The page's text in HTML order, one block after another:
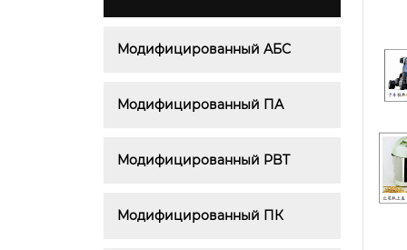
Модифицированный АБС
Модифицированный ПА
Модифицированный PBT
Модифицированный ПК